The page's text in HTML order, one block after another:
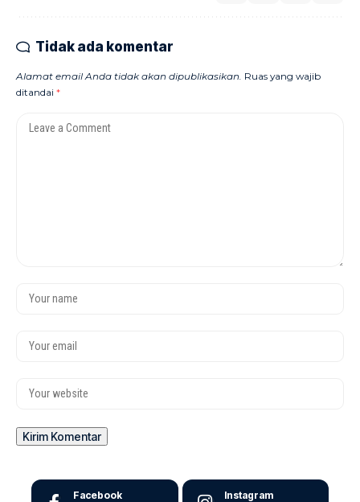
Tidak ada komentar
Alamat email Anda tidak akan dipublikasikan. Ruas yang wajib
ditandai *
Facebook Instagram